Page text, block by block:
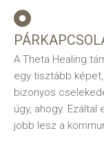
A Theta Healing
egy tisztább
bizonyos
úgy, ahogy.
jobb lesz a